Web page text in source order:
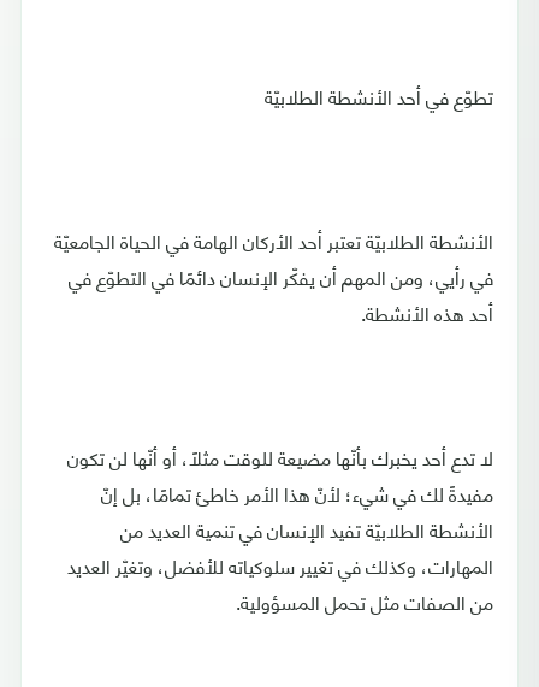
تطوّع في أحد الأنشطة الطلابيّة
الأنشطة الطلابيّة تعتبر أحد الأركان الهامة في الحياة الجامعيّة
في رأيي، ومن المهم أن يفكّر الإنسان دائمًا في التطوّع في
أحد هذه الأنشطة.
لا تدع أحد يخبرك بأنّها مضيعة للوقت مثلًا، أو أنّها لن تكون
مفيدةً لك في شيء؛ لأنّ هذا الأمر خاطئ تمامًا، بل إنّ
الأنشطة الطلابيّة تفيد الإنسان في تنمية العديد من
المهارات، وكذلك في تغيير سلوكياته للأفضل، وتغيّر العديد
من الصفات مثل تحمل المسؤولية.